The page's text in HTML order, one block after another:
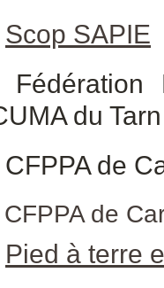
Scop SAPIE
Fédération
du Tarn
CFPPA de
CFPPA de
Pied à terre